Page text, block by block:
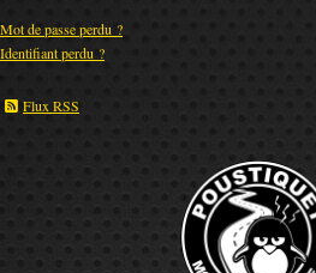
Mot de passe perdu ?
Identifiant perdu ?
Flux RSS